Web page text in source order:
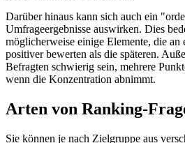
Darüber hinaus kann sich auch ein
Umfrageergebnisse auswirken. Dies
möglicherweise einige Elemente, die an
positiver bewerten als die späteren.
Befragten schwierig sein, mehrere
wenn die Konzentration abnimmt.
Arten von Ranking-
Sie können je nach Zielgruppe aus